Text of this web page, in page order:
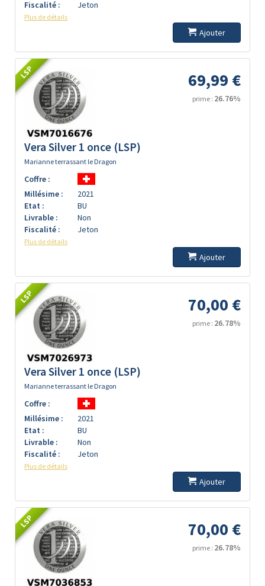
Fiscalité :
Jeton
Plus de détails
Ajouter
LSP 69,99 €
prime : 26.76%
Vera Silver 1 once (LSP)
Marianne terrassant le Dragon
Coffre :
Millésime :
2021
Etat :
BU
Livrable :
Non
Fiscalité :
Jeton
Plus de détails
Ajouter
LSP 70,00 €
prime : 26.78%
Vera Silver 1 once (LSP)
Marianne terrassant le Dragon
Coffre :
Millésime :
2021
Etat :
BU
Livrable :
Non
Fiscalité :
Jeton
Plus de détails
Ajouter
LSP 70,00 €
prime : 26.78%